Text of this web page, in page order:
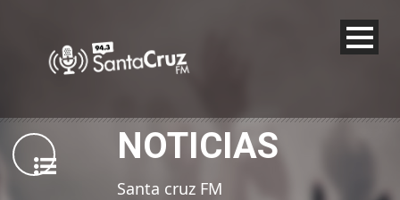
NOTICIAS
Santa cruz FM